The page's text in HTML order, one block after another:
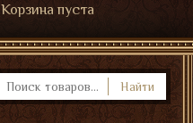
Корзина пуста
Найти